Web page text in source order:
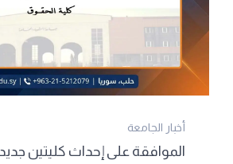
أخبار الجامعة
الموافقة على إحداث كليتين